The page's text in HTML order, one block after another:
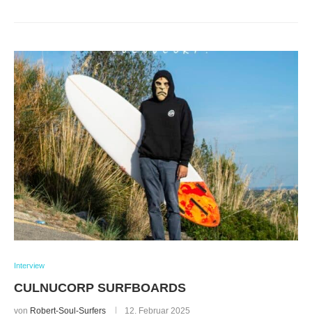
Interview
CULNUCORP SURFBOARDS
von Robert-Soul-Surfers 12. Februar 2025